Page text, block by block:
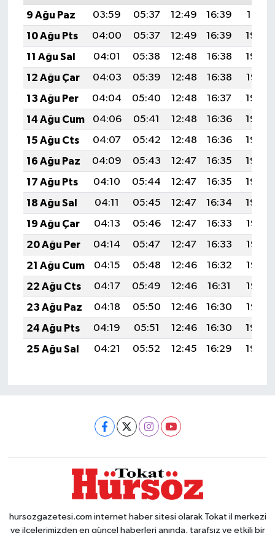
9 Ağu Paz
03:59 05:37 12:49 16:39
19:51
10 Ağu Pts
04:00 05:37 12:49 16:39
19:50
11 Ağu Sal
04:01 05:38 12:48 16:38
19:48
12 Ağu Çar
04:03 05:39 12:48 16:38
19:47
13 Ağu Per
04:04 05:40 12:48 16:37
19:46
14 Ağu Cum
04:06 05:41 12:48 16:36
19:44
15 Ağu Cts
04:07 05:42 12:48 16:36
19:43
16 Ağu Paz
04:09 05:43 12:47 16:35
19:42
17 Ağu Pts
04:10 05:44 12:47 16:35
19:40
18 Ağu Sal
04:11 05:45 12:47 16:34
19:39
19 Ağu Çar
04:13 05:46 12:47 16:33
19:38
20 Ağu Per
04:14 05:47 12:47 16:33
19:36
21 Ağu Cum
04:15 05:48 12:46 16:32
19:35
22 Ağu Cts
04:17 05:49 12:46 16:31
19:33
23 Ağu Paz
04:18 05:50 12:46 16:30
19:32
24 Ağu Pts
04:19 05:51 12:46 16:30
19:30
25 Ağu Sal
04:21 05:52 12:45 16:29 19:29
hursozgazetesi.com internet haber sitesi olarak Tokat il merkezi
ve ilçelerimizden en güncel haberleri anında, tarafsız ve etkili bir